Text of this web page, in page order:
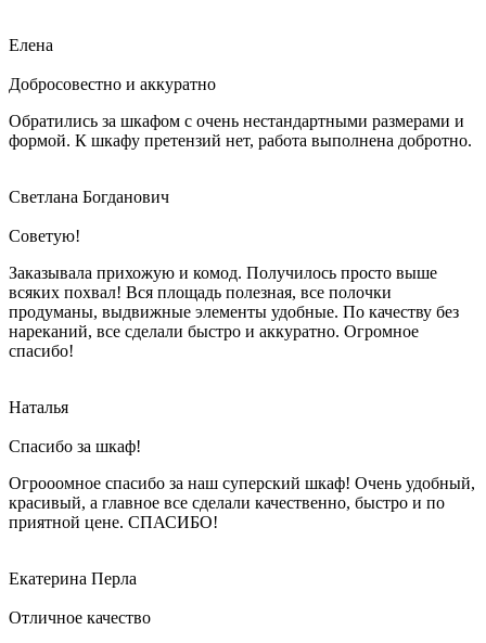
Елена
Добросовестно и аккуратно
Обратились за шкафом с очень нестандартными размерами и
формой. К шкафу претензий нет, работа выполнена добротно.
Светлана Богданович
Советую!
Заказывала прихожую и комод. Получилось просто выше
всяких похвал! Вся площадь полезная, все полочки
продуманы, выдвижные элементы удобные. По качеству без
нареканий, все сделали быстро и аккуратно. Огромное
спасибо!
Наталья
Спасибо за шкаф!
Огрооомное спасибо за наш суперский шкаф! Очень удобный,
красивый, а главное все сделали качественно, быстро и по
приятной цене. СПАСИБО!
Екатерина Перла
Отличное качество